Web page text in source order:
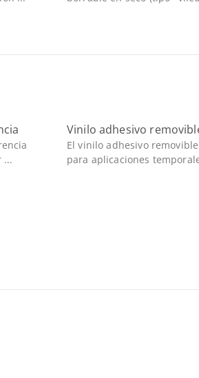
...
Vinilo adhesivo
El vinilo adhesivo
para aplicaciones